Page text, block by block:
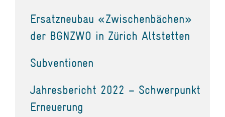
Ersatzneubau «Zwischenbächen»
der BGNZWO in Zürich Altstetten
Subventionen
Jahresbericht 2022 – Schwerpunkt
Erneuerung